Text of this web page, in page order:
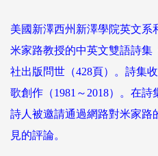
美國新澤西州新澤學院英文系
米家路教授的中英文雙語詩集
社出版問世（428頁）。詩集
歌創作（1981～2018）。在
詩人被邀請通過網路對米家路
見的評論。